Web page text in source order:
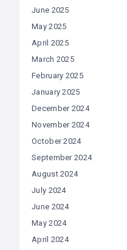
June 2025
May 2025
April 2025
March 2025
February 2025
January 2025
December 2024
November 2024
October 2024
September 2024
August 2024
July 2024
June 2024
May 2024
April 2024